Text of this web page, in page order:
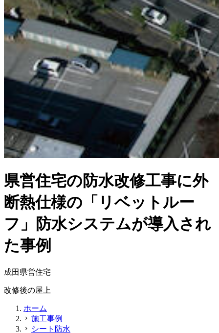
県営住宅の防水改修工事に外
断熱仕様の「リベットルー
フ」防水システムが導入され
た事例
成田県営住宅
改修後の屋上
ホーム
chevron_right 施工事例
chevron_right シート防水